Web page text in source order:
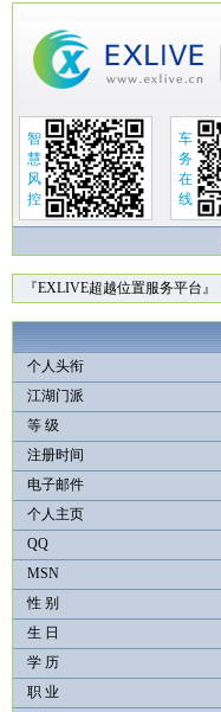
智
慧
风
控
车
务
在
线
『EXLIVE超越位置服务平台』
个人头衔
江湖门派
等 级
注册时间
电子邮件
个人主页
QQ
MSN
性 别
生 日
学 历
职 业